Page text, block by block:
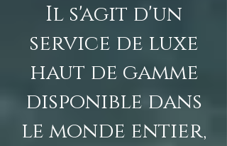
Il s'agit d'un
service de luxe
haut de gamme
disponible dans
le monde entier,